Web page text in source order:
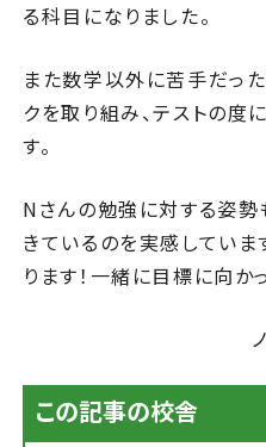
る科目になりました。
また数学以外に苦手だっ
クを取り組み、テストの度
す。
Nさんの勉強に対する姿
きているのを実感していま
ります！一緒に目標に向か
この記事の校舎